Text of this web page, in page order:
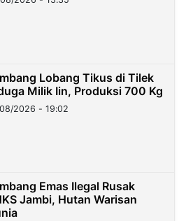
Lobang Tikus di Tilek
Milik Iin, Produksi 700 Kg
2026 - 19:02
Emas Ilegal Rusak
Jambi, Hutan Warisan